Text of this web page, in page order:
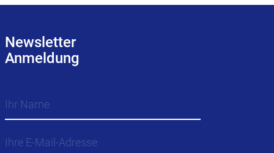
Newsletter
Anmeldung